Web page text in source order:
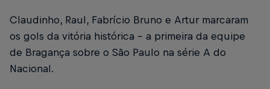
Claudinho, Raul, Fabrício Bruno e Artur marcaram
os gols da vitória histórica – a primeira da equipe
de Bragança sobre o São Paulo na série A do
Nacional.